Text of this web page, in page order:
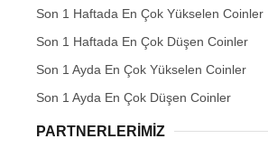
Son 1 Haftada En Çok Yükselen Coinler
Son 1 Haftada En Çok Düşen Coinler
Son 1 Ayda En Çok Yükselen Coinler
Son 1 Ayda En Çok Düşen Coinler
PARTNERLERIMIZ